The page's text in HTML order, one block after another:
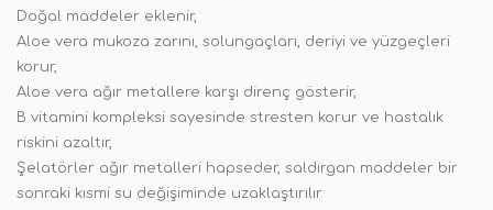
Doğal maddeler eklenir,
Aloe vera mukoza zarını, solungaçları, deriyi ve yüzgeçleri
korur,
Aloe vera ağır metallere karşı direnç gösterir,
B vitamini kompleksi sayesinde stresten korur ve hastalık
riskini azaltır,
Şelatörler ağır metalleri hapseder, saldırgan maddeler bir
sonraki kısmi su değişiminde uzaklaştırılır.